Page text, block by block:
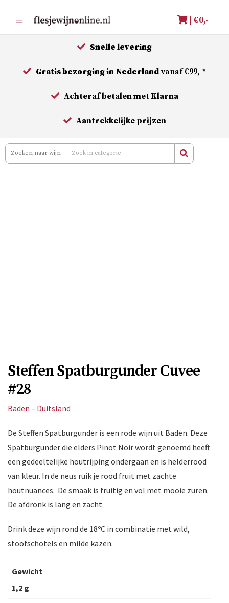
naar
de
| €0,-
Snelle levering
Gratis bezorging in Nederland vanaf €99,-*
Achteraf betalen met Klarna
Aantrekkelijke prijzen
Steffen Spatburgunder Cuvee
#28
Baden – Duitsland
De Steffen Spatburgunder is een rode wijn uit Baden. Deze
Spatburgunder die elders Pinot Noir wordt genoemd heeft
een gedeeltelijke houtrijping ondergaan en is helderrood
van kleur. In de neus ruik je rood fruit met zachte
houtnuances. De smaak is fruitig en vol met mooie zuren.
De afdronk is lang en zacht.
Drink deze wijn rond de 18ºC in combinatie met wild,
stoofschotels en milde kazen.
Gewicht
1,2 g